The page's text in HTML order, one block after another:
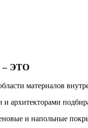
ЭТО
материалов
и архитекторами
и напольные